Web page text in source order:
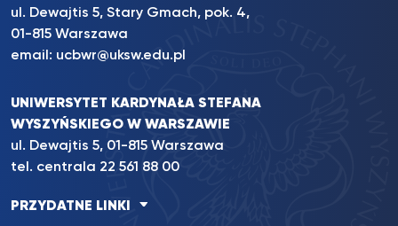
ul. Dewajtis 5, Stary Gmach, pok. 4,
01-815 Warszawa
email: ucbwr@uksw.edu.pl
UNIWERSYTET KARDYNAŁA STEFANA
WYSZYŃSKIEGO W WARSZAWIE
ul. Dewajtis 5, 01-815 Warszawa
tel. centrala 22 561 88 00
PRZYDATNE LINKI